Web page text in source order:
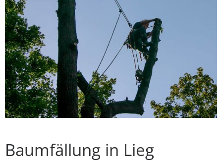
Baumfällung in Lieg